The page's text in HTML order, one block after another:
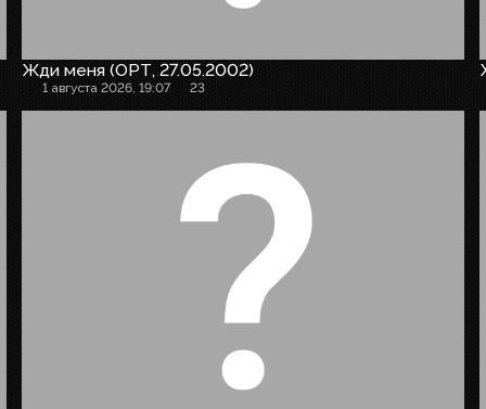
Жди меня (ОРТ, 27.05.2002)
1 августа 2026, 19:07 23